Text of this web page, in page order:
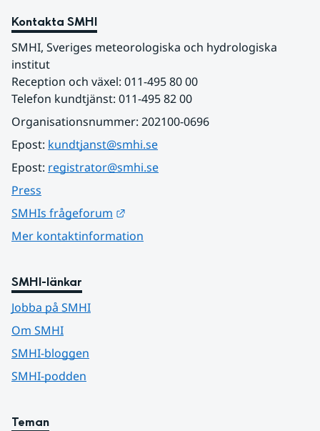
Kontakta SMHI
SMHI, Sveriges meteorologiska och hydrologiska
institut
Reception och växel: 011-495 80 00
Telefon kundtjänst: 011-495 82 00
Organisationsnummer: 202100-0696
Epost: kundtjanst@smhi.se
Epost: registrator@smhi.se
Press
SMHIs frågeforum
Mer kontaktinformation
SMHI-länkar
Jobba på SMHI
Om SMHI
SMHI-bloggen
SMHI-podden
Teman